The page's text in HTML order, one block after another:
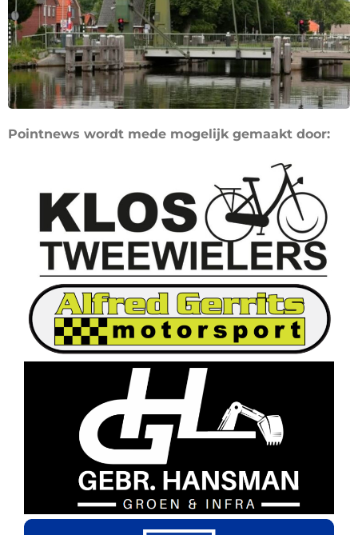
Pointnews wordt mede mogelijk gemaakt door: